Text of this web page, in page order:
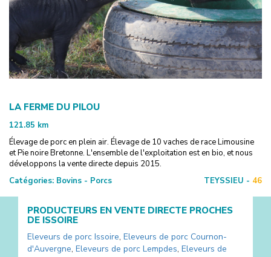
LA FERME DU PILOU
121.85 km
Élevage de porc en plein air. Élevage de 10 vaches de race Limousine
et Pie noire Bretonne. L'ensemble de l'exploitation est en bio, et nous
développons la vente directe depuis 2015.
Catégories: Bovins - Porcs TEYSSIEU - 46
PRODUCTEURS EN VENTE DIRECTE PROCHES
DE ISSOIRE
Eleveurs de porc Issoire, Eleveurs de porc Cournon-
d'Auvergne, Eleveurs de porc Lempdes, Eleveurs de